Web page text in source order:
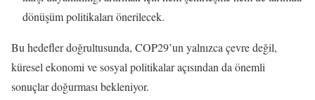
dönüşüm politikaları önerilecek.
Bu hedefler doğrultusunda, COP29’un yalnızca çevre değil,
küresel ekonomi ve sosyal politikalar açısından da önemli
sonuçlar doğurması bekleniyor.